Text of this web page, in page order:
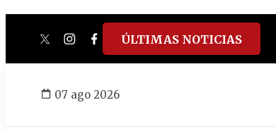
twitterinstagram
facebook
tiktokyoutube
spotify
ÚLTIMAS NOTICIAS
07 ago 2026